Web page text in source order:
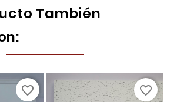
También
favorite_border favorite_border